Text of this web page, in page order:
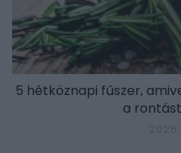
5 hétköznapi fűszer,
a